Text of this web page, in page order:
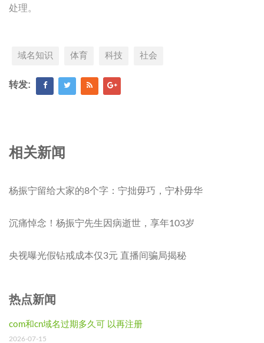
处理。
域名知识 体育 科技 社会
转发:
相关新闻
杨振宁留给大家的8个字：宁拙毋巧，宁朴毋华
沉痛悼念！杨振宁先生因病逝世，享年103岁
央视曝光假钻戒成本仅3元 直播间骗局揭秘
热点新闻
com和cn域名过期多久可 以再注册
2026-07-15